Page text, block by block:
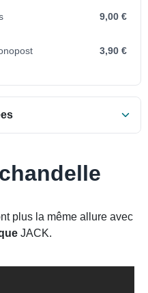
9,00 €
3,90 €
plus la même allure avec
JACK.